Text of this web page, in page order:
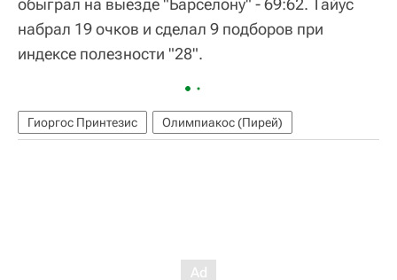
обыграл на выезде "Барселону" - 69:62. Тайус
набрал 19 очков и сделал 9 подборов при
индексе полезности "28".
Гиоргос Принтезис Олимпиакос (Пирей)